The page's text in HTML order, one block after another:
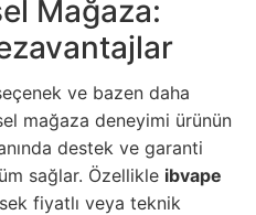
Mağaza:
ve bazen daha
mağaza deneyimi ürünün
destek ve garanti
sağlar. Özellikle ibvape
fiyatlı veya teknik